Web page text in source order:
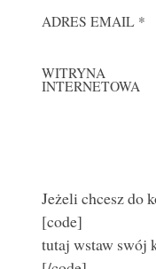
ADRES EMAIL *
WITRYNA
INTERNETOWA
Jeżeli chcesz do
[code]
tutaj wstaw swój